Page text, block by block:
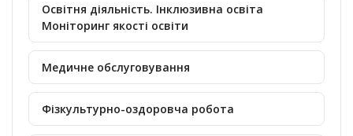
Освітня діяльність. Інклюзивна освіта
Моніторинг якості освіти
Медичне обслуговування
Фізкультурно-оздоровча робота